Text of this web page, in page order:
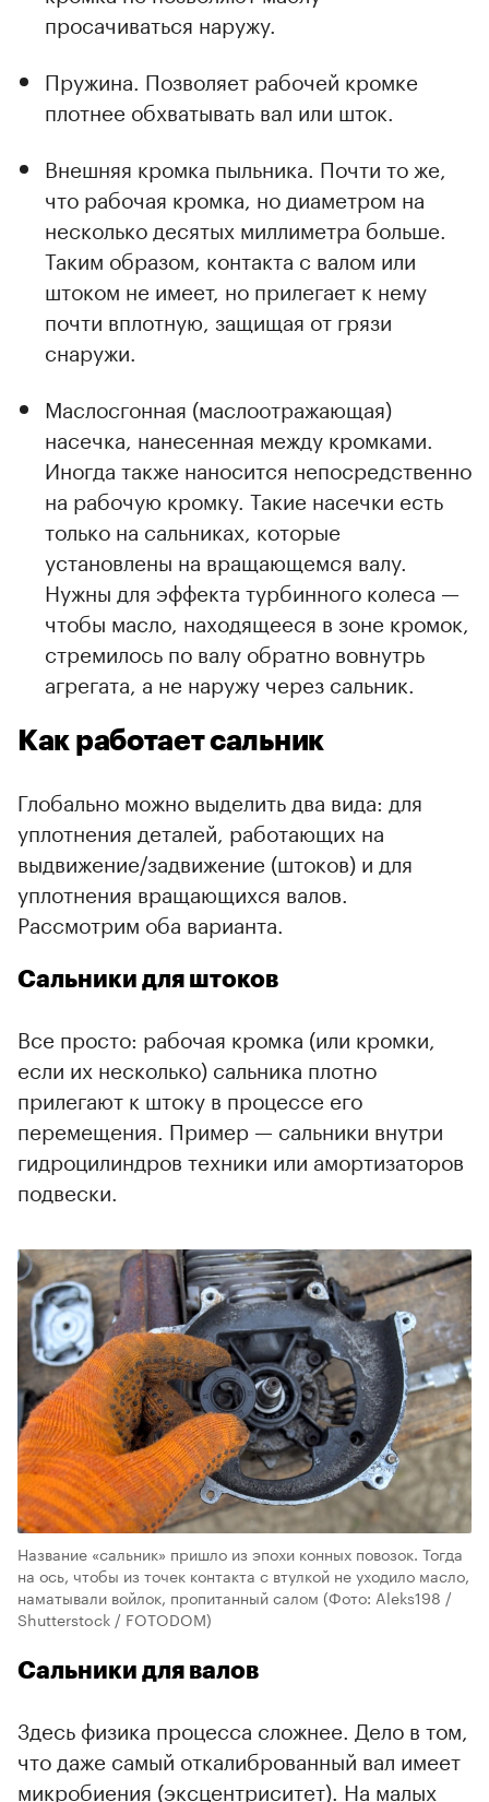
просачиваться наружу.
Пружина. Позволяет рабочей кромке
плотнее обхватывать вал или шток.
Внешняя кромка пыльника. Почти то же,
что рабочая кромка, но диаметром на
несколько десятых миллиметра больше.
Таким образом, контакта с валом или
штоком не имеет, но прилегает к нему
почти вплотную, защищая от грязи
снаружи.
Маслосгонная (маслоотражающая)
насечка, нанесенная между кромками.
Иногда также наносится непосредственно
на рабочую кромку. Такие насечки есть
только на сальниках, которые
установлены на вращающемся валу.
Нужны для эффекта турбинного колеса —
чтобы масло, находящееся в зоне кромок,
стремилось по валу обратно вовнутрь
агрегата, а не наружу через сальник.
Как работает сальник
Глобально можно выделить два вида: для
уплотнения деталей, работающих на
выдвижение/задвижение (штоков) и для
уплотнения вращающихся валов.
Рассмотрим оба варианта.
Сальники для штоков
Все просто: рабочая кромка (или кромки,
если их несколько) сальника плотно
прилегают к штоку в процессе его
перемещения. Пример — сальники внутри
гидроцилиндров техники или амортизаторов
подвески.
Название «сальник» пришло из эпохи конных повозок. Тогда
на ось, чтобы из точек контакта с втулкой не уходило масло,
наматывали войлок, пропитанный салом (Фото: Aleks198 /
Shutterstock / FOTODOM)
Сальники для валов
Здесь физика процесса сложнее. Дело в том,
что даже самый откалиброванный вал имеет
микробиения (эксцентриситет). На малых